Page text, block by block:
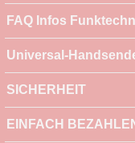
FAQ Infos
Universal-
SICHERHEIT
EINFACH